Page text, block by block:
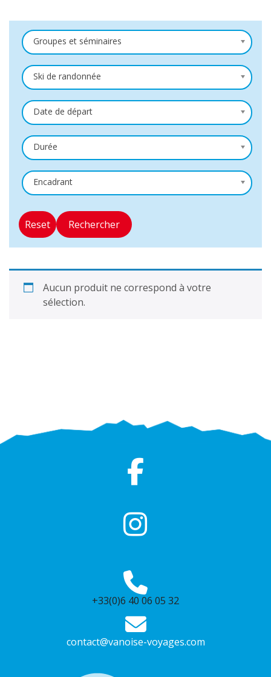
Groupes et séminaires
Ski de randonnée
Date de départ
Durée
Encadrant
Reset Rechercher
Aucun produit ne correspond à votre
sélection.
+33(0)6 40 06 05 32
contact@vanoise-voyages.com